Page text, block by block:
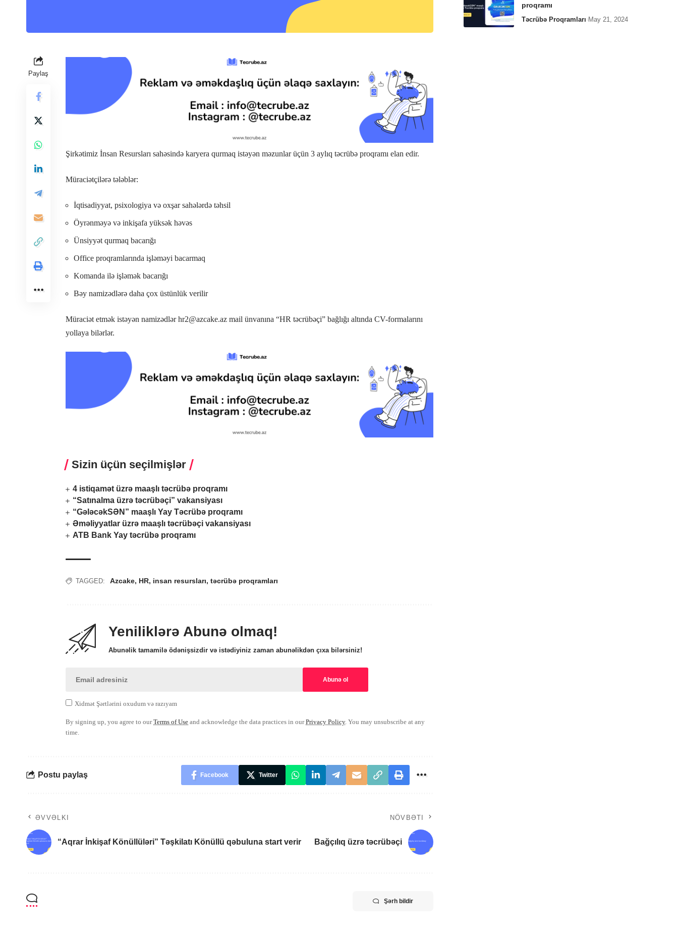
Paylaş
Şirkətimiz İnsan Resursları sahəsində karyera qurmaq istəyən məzunlar üçün 3 aylıq təcrübə proqramı elan edir.
Müraciətçilərə tələblər:
İqtisadiyyat, psixologiya və oxşar sahələrdə təhsil
Öyrənməyə və inkişafa yüksək həvəs
Ünsiyyət qurmaq bacarığı
Office proqramlarında işləməyi bacarmaq
Komanda ilə işləmək bacarığı
Bəy namizədlərə daha çox üstünlük verilir
Müraciət etmək istəyən namizədlərhr2@azcake.az mail ünvanına “HR təcrübəçi” bağlığı altında CV-formalarını
yollaya bilərlər.
Sizin üçün seçilmişlər
4 istiqamət üzrə maaşlı təcrübə proqramı
“Satınalma üzrə təcrübəçi” vakansiyası
“GələcəkSƏN” maaşlı Yay Təcrübə proqramı
Əməliyyatlar üzrə maaşlı təcrübəçi vakansiyası
ATB Bank Yay təcrübə proqramı
TAGGED: Azcake, HR, insan resursları, təcrübə proqramları
Yeniliklərə Abunə olmaq!
Abunəlik tamamilə ödənişsizdir və istədiyiniz zaman abunəlikdən çıxa bilərsiniz!
Xidmət Şərtlərini oxudum və razıyam
By signing up, you agree to ourTerms of Use and acknowledge the data practices in ourPrivacy Policy. You may unsubscribe at any
time.
Postu paylaş Facebook Twitter
ƏVVƏLKI
“Aqrar İnkişaf Könüllüləri” Təşkilatı Könüllü qəbuluna start verir
NÖVBƏTI
Bağçılıq üzrə təcrübəçi
Şərh bildir
proqramı
Təcrübə Proqramları May 21, 2024